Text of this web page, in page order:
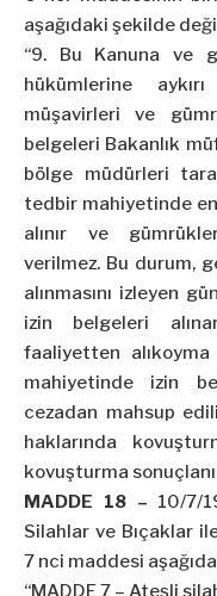
aşağıdaki şekilde
“9. Bu Kanuna ve
hükümlerine
müşavirleri ve
belgeleri Bakanlık
bölge müdürleri
tedbir mahiyetinde
alınır ve
verilmez. Bu durum,
alınmasını izleyen
izin belgeleri
faaliyetten
mahiyetinde izin
cezadan mahsup
haklarında
kovuşturma
MADDE 18 – 10/7/
Silahlar ve Bıçaklar
7 nci maddesi
“MADDE 7 – Ateşli